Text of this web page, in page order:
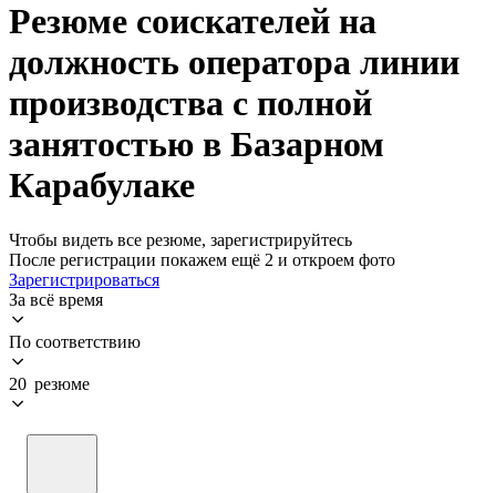
Резюме соискателей на
должность оператора линии
производства с полной
занятостью в Базарном
Карабулаке
Чтобы видеть все резюме, зарегистрируйтесь
После регистрации покажем ещё 2 и откроем фото
Зарегистрироваться
За всё время
По соответствию
20 резюме